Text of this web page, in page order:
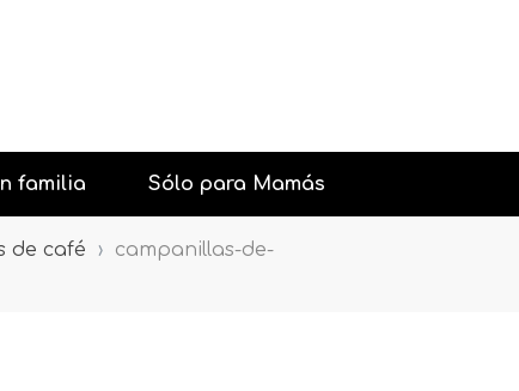
familia Sólo para Mamás
de café ›
campanillas-de-